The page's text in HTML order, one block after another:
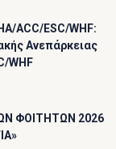
ACC/ESC/WHF:
Ανεπάρκειας
WHF
ΦΟΙΤΗΤΩΝ 2026